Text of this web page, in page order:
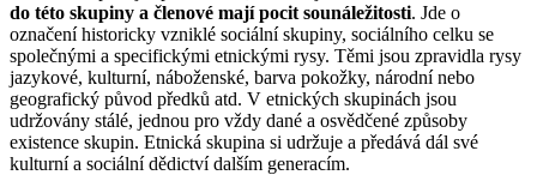
do této skupiny a členové mají pocit sounáležitosti. Jde o
označení historicky vzniklé sociální skupiny, sociálního celku se
společnými a specifickými etnickými rysy. Těmi jsou zpravidla rysy
jazykové, kulturní, náboženské, barva pokožky, národní nebo
geografický původ předků atd. V etnických skupinách jsou
udržovány stálé, jednou pro vždy dané a osvědčené způsoby
existence skupin. Etnická skupina si udržuje a předává dál své
kulturní a sociální dědictví dalším generacím.